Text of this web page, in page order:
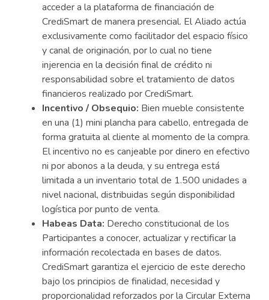
acceder a la plataforma de financiación de
CrediSmart de manera presencial. El Aliado actúa
exclusivamente como facilitador del espacio físico
y canal de originación, por lo cual no tiene
injerencia en la decisión final de crédito ni
responsabilidad sobre el tratamiento de datos
financieros realizado por CrediSmart.
Incentivo / Obsequio: Bien mueble consistente
en una (1) mini plancha para cabello, entregada de
forma gratuita al cliente al momento de la compra.
El incentivo no es canjeable por dinero en efectivo
ni por abonos a la deuda, y su entrega está
limitada a un inventario total de 1.500 unidades a
nivel nacional, distribuidas según disponibilidad
logística por punto de venta.
Habeas Data: Derecho constitucional de los
Participantes a conocer, actualizar y rectificar la
información recolectada en bases de datos.
CrediSmart garantiza el ejercicio de este derecho
bajo los principios de finalidad, necesidad y
proporcionalidad reforzados por la Circular Externa